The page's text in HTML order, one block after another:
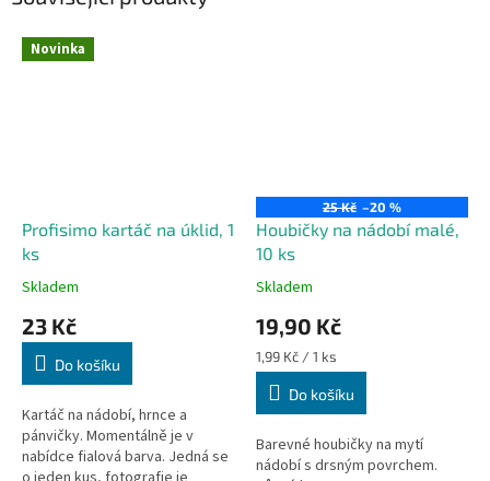
Novinka
Profisimo kartáč na úklid, 1
ks
Skladem
23 Kč
Do košíku
Kartáč na nádobí, hrnce a
pánvičky. Momentálně je v
nabídce fialová barva. Jedná se
25 Kč –20 %
Houbičky na nádobí malé,
10 ks
Skladem
19,90 Kč
Měrná
cena:
1,99 Kč / 1 ks
Do košíku
Barevné houbičky na mytí
nádobí s drsným povrchem.